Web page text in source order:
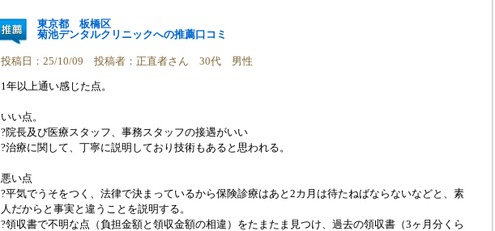
東京都 板橋区
菊池デンタルクリニックへの推薦口コミ
投稿日：25/10/09 投稿者：正直者さん 30代 男性
1年以上通い感じた点。
いい点。
?院長及び医療スタッフ、事務スタッフの接遇がいい
?治療に関して、丁寧に説明しており技術もあると思われる。
悪い点
?平気でうそをつく、法律で決まっているから保険診療はあと2カ月は待たねばならないなどと、素
人だからと事実と違うことを説明する。
?領収書で不明な点（負担金額と領収金額の相違）をたまたま見つけ、過去の領収書（3ヶ月分くら